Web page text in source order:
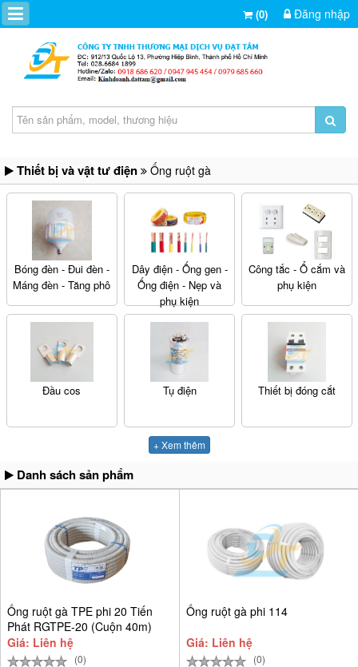
(0) Đăng nhập
Thiết bị và vật tư điện Ống ruột gà
Bóng đèn - Đui đèn -
Máng đèn - Tăng phô
Dây điện - Ống gen -
Ống điện - Nẹp và
phụ kiện
Công tắc - Ổ cắm và
phụ kiện
Đầu cos Tụ điện Thiết bị đóng cắt
+ Xem thêm
Danh sách sản phẩm
Ống ruột gà TPE phi 20 Tiến
Phát RGTPE-20 (Cuộn 40m)
Giá: Liên hệ
(0)
Ống ruột gà phi 114
Giá: Liên hệ
(0)